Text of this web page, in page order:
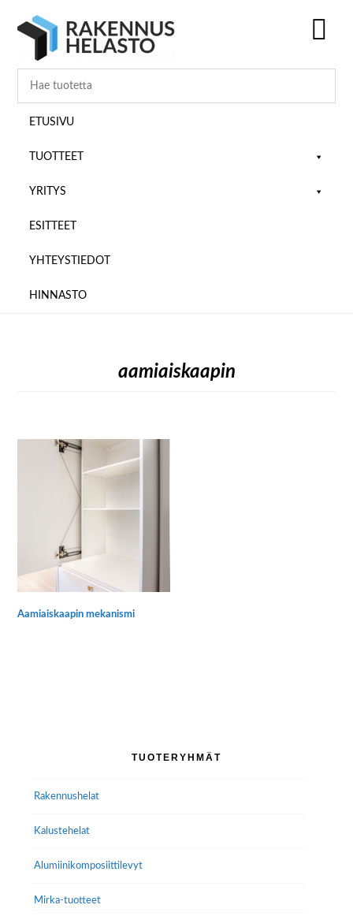
pääsisältöön
ensisijaiseen
alatunnisteeseen
ETUSIVU
TUOTTEET
YRITYS
ESITTEET
YHTEYSTIEDOT
HINNASTO
aamiaiskaapin
Aamiaiskaapin mekanismi
TUOTERYHMÄT
Rakennushelat
Kalustehelat
Alumiini­komposiitti­levyt
Mirka-tuotteet